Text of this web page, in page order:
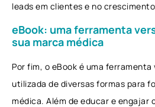
leads em clientes e no
eBook: uma ferramenta
sua marca médica
Por fim, o eBook é uma
utilizada de diversas formas para
médica. Além de educar e engajar